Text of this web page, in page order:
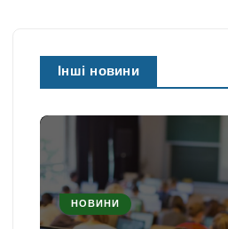
Інші новини